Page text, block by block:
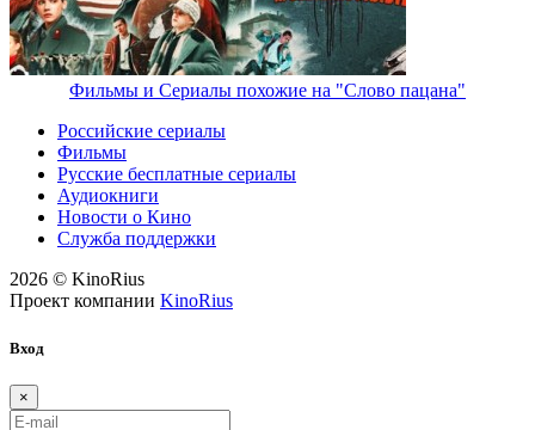
Фильмы и Сериалы похожие на "Слово пацана"
Российские сериалы
Фильмы
Русские бесплатные сериалы
Аудиокниги
Новости о Кино
Служба поддержки
2026 © KinoRius
Проект компании KinoRius
Вход
×